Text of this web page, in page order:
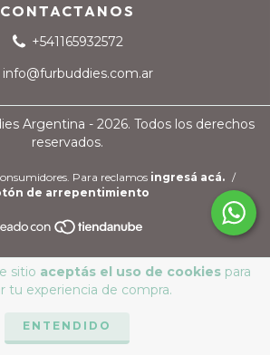
sitio aceptás el uso de cookiespara
tu experiencia de compra.
ENTENDIDO
CONTACTANOS
+541165932572
info@furbuddies.com.ar
Argentina - 2026. Todos los derechos
reservados.
Para reclamos ingresá acá. /
de arrepentimiento